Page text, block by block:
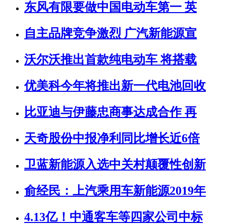
东风有限要做中国电动车第一 英
自主品牌竞争激烈 广汽新能源宣
沃尔沃推出首款纯电动车 将搭载
优美科今年将推出新一代电池回收
比亚迪与伊藤忠商事达成合作 再
天奇股份中报净利同比增长近6倍
卫蓝新能源入选中关村颠覆性创新
俞经民：上汽乘用车新能源2019年
4.13亿！中通客车等四家公司中标